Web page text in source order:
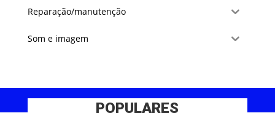
Reparação/manutenção
Som e imagem
POPULARES